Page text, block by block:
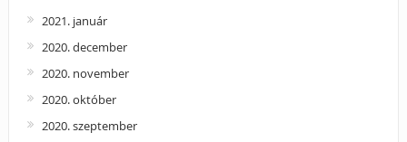
2021. január
2020. december
2020. november
2020. október
2020. szeptember